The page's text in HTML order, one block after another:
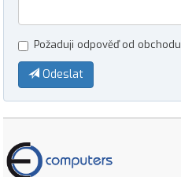
Požaduji odpověď od obchodu
Odeslat